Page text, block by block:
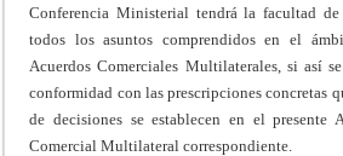
Conferencia Ministerial tendrá la facultad de
todos los asuntos comprendidos en el
Acuerdos Comerciales Multilaterales, si así
conformidad con las prescripciones concretas
de decisiones se establecen en el presente
Comercial Multilateral correspondiente.